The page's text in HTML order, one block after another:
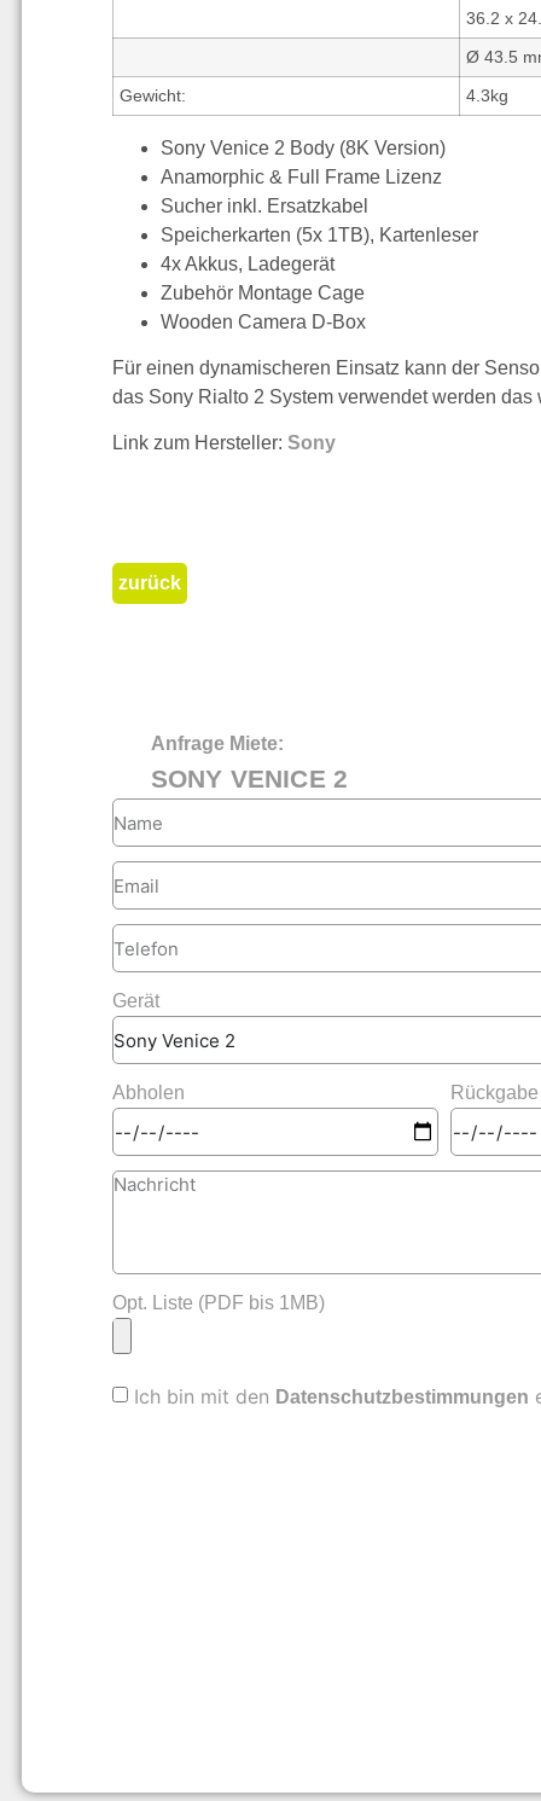
36.2 x
Ø 43.5
Gewicht:
4.3kg
Sony Venice 2 Body (8K Version)
Anamorphic & Full Frame Lizenz
Sucher inkl. Ersatzkabel
Speicherkarten (5x 1TB), Kartenleser
4x Akkus, Ladegerät
Zubehör Montage Cage
Wooden Camera D-Box
Für einen dynamischeren Einsatz kann der
das Sony Rialto 2 System verwendet werden
Link zum Hersteller:Sony
zurück
Anfrage Miete:
SONY VENICE 2
Gerät
Abholen Rückgabe
Opt. Liste (PDF bis 1MB)
Ich bin mit den Datenschutzbestimmungen